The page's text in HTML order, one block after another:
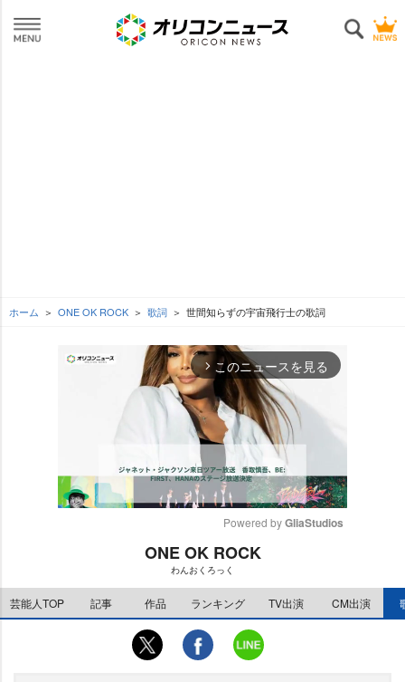
ホーム ONE OK ROCK 歌詞 世間知らずの宇宙飛行士の歌詞
arrow_forward_ios このニュースを見る
e
Powered by GliaStudios
ONE OK ROCK
わんおくろっく
芸能人TOP 記事 作品 ランキング TV出演 CM出演